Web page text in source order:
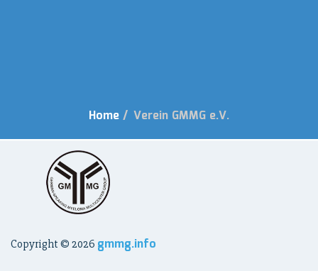
Home / Verein GMMG e.V.
Copyright © 2026 gmmg.info